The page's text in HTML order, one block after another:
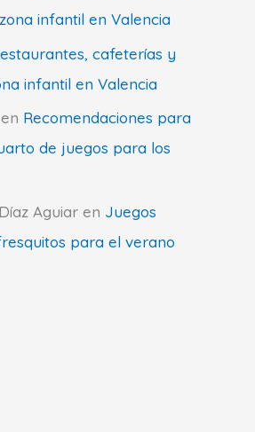
infantil en Valencia
cafeterías y
infantil en Valencia
en Recomendaciones para
de juegos para los
Aguiar en Juegos
para el verano